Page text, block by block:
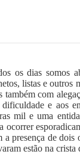
os dias somos
listas e outros
também com
dificuldade e aos
mil e uma
ocorrer
a presença de dois
estão na crista